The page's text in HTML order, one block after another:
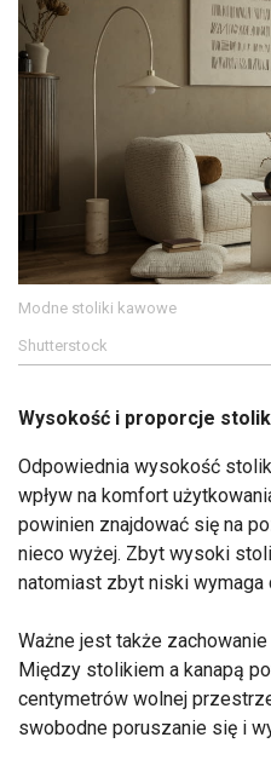
Modne stoliki kawowe
Shutterstock
Wysokość i proporcje
Odpowiednia wysokość
wpływ na komfort
powinien znajdować się na
nieco wyżej. Zbyt wysoki
natomiast zbyt niski wymaga
Ważne jest także zachowanie
Między stolikiem a kanapą
centymetrów wolnej
swobodne poruszanie się i